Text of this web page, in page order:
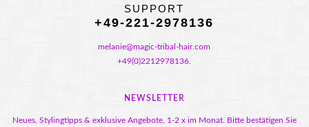
SUPPORT
+49-221-2978136
melanie@magic-tribal-hair.com
+49(0)2212978136.
NEWSLETTER
Neues, Stylingtipps & exklusive Angebote, 1-2 x im Monat. Bitte bestätigen Sie